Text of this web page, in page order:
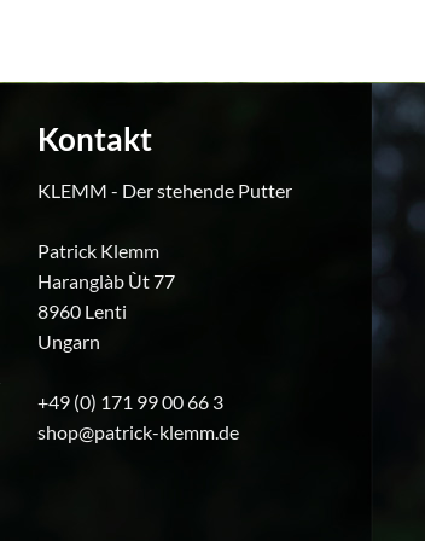
Kontakt
KLEMM - Der stehende Putter
Patrick Klemm
Haranglàb Ùt 77
8960 Lenti
Ungarn
+49 (0) 171 99 00 66 3
shop@patrick-klemm.de